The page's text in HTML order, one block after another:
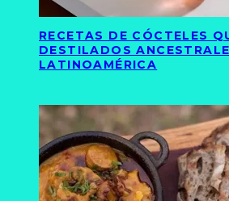
RECETAS DE CÓCTELES
DESTILADOS
LATINOAMÉRICA